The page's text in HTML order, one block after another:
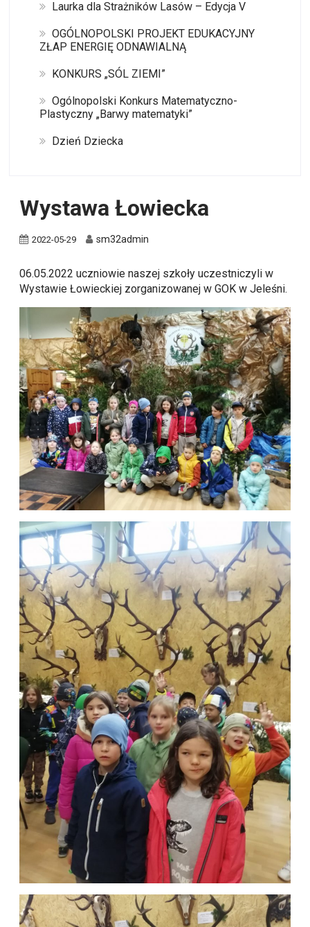
Laurka dla Strażników Lasów – Edycja V
OGÓLNOPOLSKI PROJEKT EDUKACYJNY
ZŁAP ENERGIĘ ODNAWIALNĄ
KONKURS „SÓL ZIEMI”
Ogólnopolski Konkurs Matematyczno-
Plastyczny „Barwy matematyki”
Dzień Dziecka
Wystawa Łowiecka
2022-05-29 sm32admin
06.05.2022 uczniowie naszej szkoły uczestniczyli w
Wystawie Łowieckiej zorganizowanej w GOK w Jeleśni.